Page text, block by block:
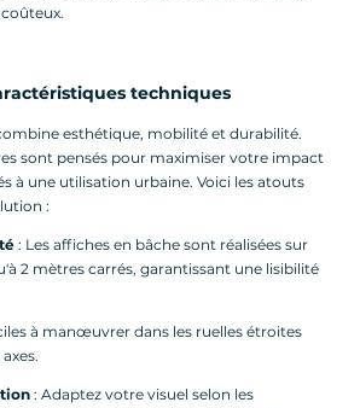
techniques
esthétique, mobilité et durabilité.
sont pensés pour maximiser votre impact
à une utilisation urbaine. Voici les atouts
:
: Les affiches en bâche sont réalisées sur
2 mètres carrés, garantissant une lisibilité
à manœuvrer dans les ruelles étroites
: Adaptez votre visuel selon les